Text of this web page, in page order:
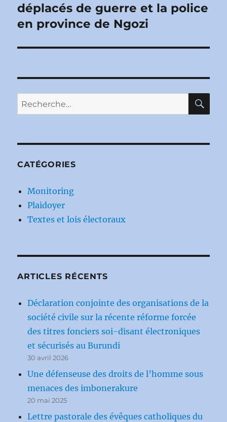
déplacés de guerre et la police
en province de Ngozi
Recherche
pour :
CATÉGORIES
Monitoring
Plaidoyer
Textes et lois électoraux
ARTICLES RÉCENTS
Déclaration conjointe des organisations de la
société civile sur la récente réforme forcée
des titres fonciers soi-disant électroniques
et sécurisés au Burundi
30 avril 2026
Une défenseuse des droits de l’homme sous
menaces des imbonerakure
20 mai 2025
Lettre pastorale des évêques catholiques du